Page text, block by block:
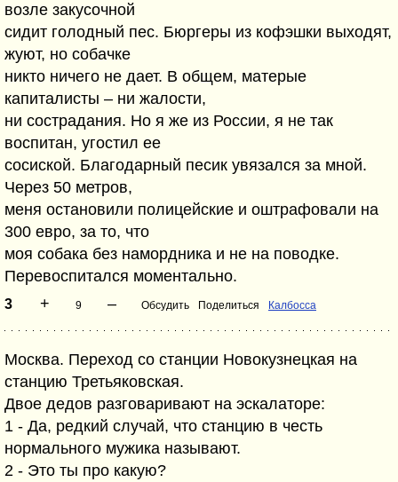
возле закусочной
сидит голодный пес. Бюргеры из кофэшки выходят,
жуют, но собачке
никто ничего не дает. В общем, матерые
капиталисты – ни жалости,
ни сострадания. Но я же из России, я не так
воспитан, угостил ее
сосиской. Благодарный песик увязался за мной.
Через 50 метров,
меня остановили полицейские и оштрафовали на
300 евро, за то, что
моя собака без намордника и не на поводке.
Перевоспитался моментально.
3 + 9 – Обсудить Поделиться Калбосса
Москва. Переход со станции Новокузнецкая на
станцию Третьяковская.
Двое дедов разговаривают на эскалаторе:
1 - Да, редкий случай, что станцию в честь
нормального мужика называют.
2 - Это ты про какую?